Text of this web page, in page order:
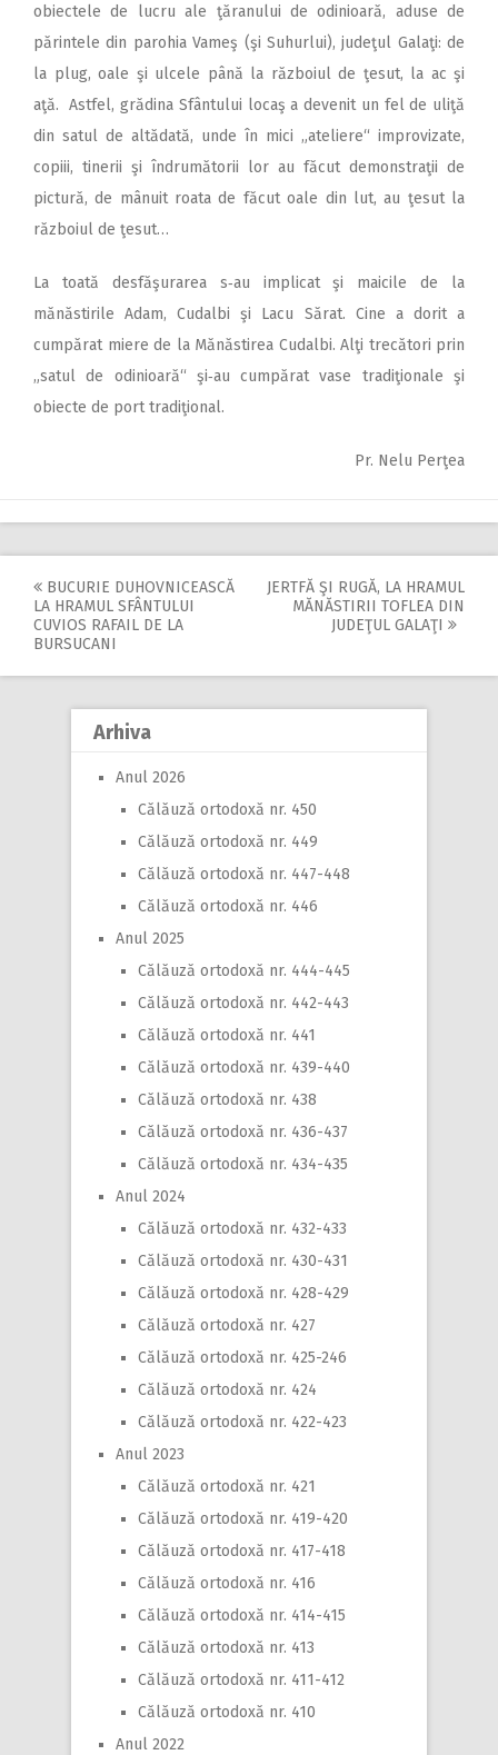
obiectele de lucru ale ţăranului de odinioară, aduse de
părintele din parohia Vameş (şi Suhurlui), judeţul Galaţi: de
la plug, oale şi ulcele până la războiul de ţesut, la ac şi
aţă. Astfel, grădina Sfântului locaş a devenit un fel de uliţă
din satul de altădată, unde în mici „ateliere“ improvizate,
copiii, tinerii şi îndrumătorii lor au făcut demonstraţii de
pictură, de mânuit roata de făcut oale din lut, au ţesut la
războiul de ţesut…
La toată desfăşurarea s‑au implicat şi maicile de la
mănăstirile Adam, Cudalbi şi Lacu Sărat. Cine a dorit a
cumpărat miere de la Mănăstirea Cudalbi. Alţi trecători prin
„satul de odinioară“ şi‑au cumpărat vase tradiţionale şi
obiecte de port tradiţional.
Pr. Nelu Perţea
Post
navigation
BUCURIE DUHOVNICEASCĂ
LA HRAMUL SFÂNTULUI
CUVIOS RAFAIL DE LA
BURSUCANI
JERTFĂ ŞI RUGĂ, LA HRAMUL
MĂNĂSTIRII TOFLEA DIN
JUDEŢUL GALAŢI
Arhiva
Anul 2026
Călăuză ortodoxă nr. 450
Călăuză ortodoxă nr. 449
Călăuză ortodoxă nr. 447-448
Călăuză ortodoxă nr. 446
Anul 2025
Călăuză ortodoxă nr. 444-445
Călăuză ortodoxă nr. 442-443
Călăuză ortodoxă nr. 441
Călăuză ortodoxă nr. 439-440
Călăuză ortodoxă nr. 438
Călăuză ortodoxă nr. 436-437
Călăuză ortodoxă nr. 434-435
Anul 2024
Călăuză ortodoxă nr. 432-433
Călăuză ortodoxă nr. 430-431
Călăuză ortodoxă nr. 428-429
Călăuză ortodoxă nr. 427
Călăuză ortodoxă nr. 425-246
Călăuză ortodoxă nr. 424
Călăuză ortodoxă nr. 422-423
Anul 2023
Călăuză ortodoxă nr. 421
Călăuză ortodoxă nr. 419-420
Călăuză ortodoxă nr. 417-418
Călăuză ortodoxă nr. 416
Călăuză ortodoxă nr. 414-415
Călăuză ortodoxă nr. 413
Călăuză ortodoxă nr. 411-412
Călăuză ortodoxă nr. 410
Anul 2022